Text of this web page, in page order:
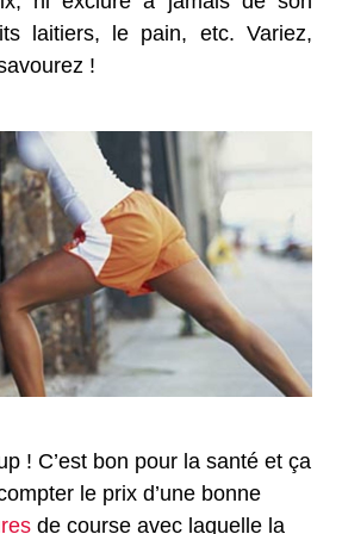
laitiers, le pain, etc. Variez,
!
! C’est bon pour la santé et ça
le prix d’une bonne
de course avec laquelle la